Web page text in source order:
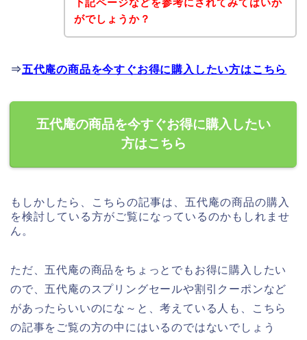
下記ページなどを参考にされてみてはいか
がでしょうか？
⇒五代庵の商品を今すぐお得に購入したい方はこちら
五代庵の商品を今すぐお得に購入したい
方はこちら
もしかしたら、こちらの記事は、五代庵の商品の購入
を検討している方がご覧になっているのかもしれませ
ん。
ただ、五代庵の商品をちょっとでもお得に購入したい
ので、五代庵のスプリングセールや割引クーポンなど
があったらいいのにな～と、考えている人も、こちら
の記事をご覧の方の中にはいるのではないでしょう